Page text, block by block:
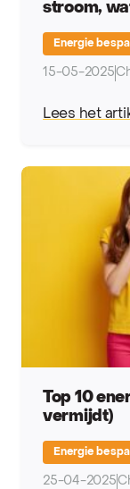
stroom,
Energie
15-05-2025
Lees het
Top 10
vermijdt)
Energie
25-04-2025